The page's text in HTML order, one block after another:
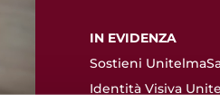
IN EVIDENZA
Sostieni
Identità Visiva